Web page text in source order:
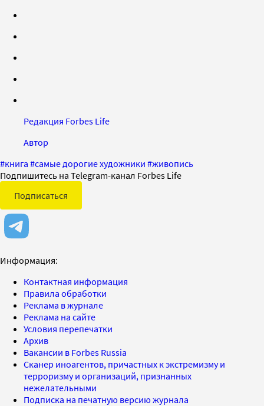
Редакция Forbes Life
Автор
#книга #самые дорогие художники #живопись
Подпишитесь на Telegram-канал Forbes Life
Подписаться
Информация:
Контактная информация
Правила обработки
Реклама в журнале
Реклама на сайте
Условия перепечатки
Архив
Вакансии в Forbes Russia
Сканер иноагентов, причастных к экстремизму и
терроризму и организаций, признанных
нежелательными
Подписка на печатную версию журнала